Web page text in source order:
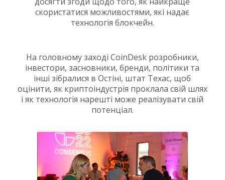
скористатися можливостями, які надає
технологія блокчейн.
На головному заході CoinDesk розробники,
інвестори, засновники, бренди, політики та
інші зібралися в Остіні, штат Техас, щоб
оцінити, як криптоіндустрія проклала свій шлях
і як технологія нарешті може реалізувати свій
потенціал.